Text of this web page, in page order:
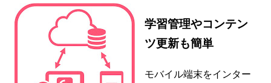
学習管理やコンテン
ツ更新も簡単
モバイル端末をインター